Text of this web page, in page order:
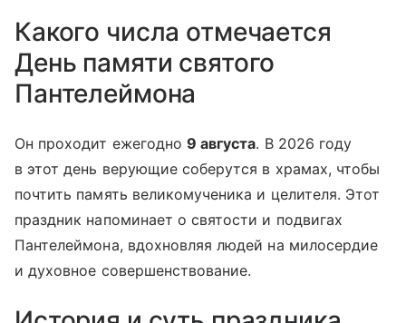
Какого числа отмечается
День памяти святого
Пантелеймона
Он проходит ежегодно9 августа. В 2026 году
в этот день верующие соберутся в храмах, чтобы
почтить память великомученика и целителя. Этот
праздник напоминает о святости и подвигах
Пантелеймона, вдохновляя людей на милосердие
и духовное совершенствование.